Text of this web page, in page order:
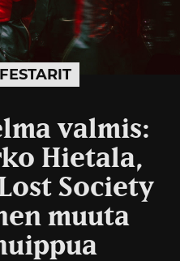
valmis:
Hietala,
Society
muuta